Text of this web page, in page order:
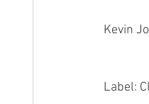
Kevin
Label: